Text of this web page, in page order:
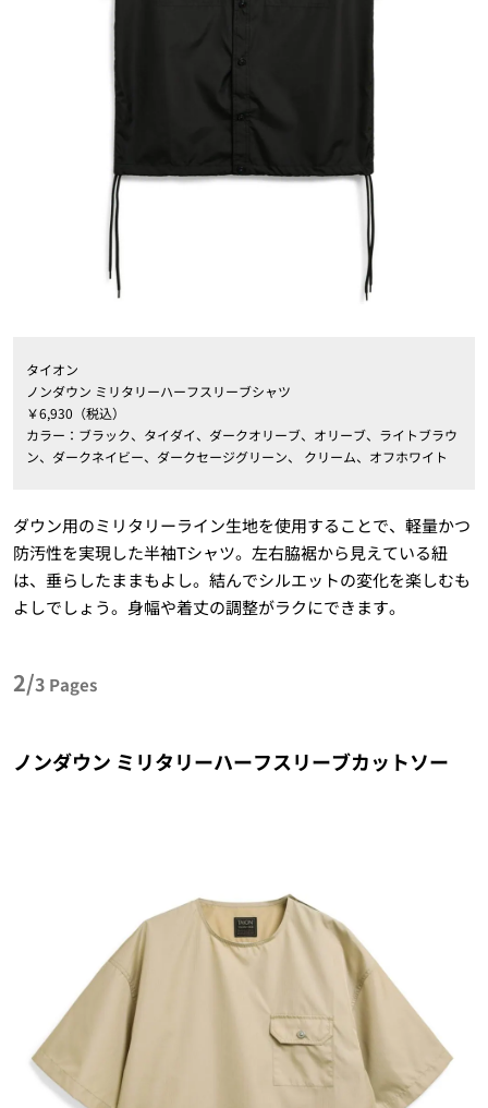
タイオン
ノンダウン ミリタリーハーフスリーブシャツ
￥6,930（税込）
カラー：ブラック、タイダイ、ダークオリーブ、オリーブ、ライトブラウ
ン、ダークネイビー、ダークセージグリーン、 クリーム、オフホワイト
ダウン用のミリタリーライン生地を使用することで、軽量かつ
防汚性を実現した半袖Tシャツ。左右脇裾から見えている紐
は、垂らしたままもよし。結んでシルエットの変化を楽しむも
よしでしょう。身幅や着丈の調整がラクにできます。
2/3 Pages
ノンダウン ミリタリーハーフスリーブカットソー